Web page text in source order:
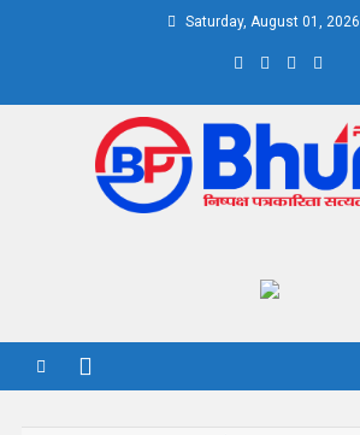
content
Saturday, August 01, 2026